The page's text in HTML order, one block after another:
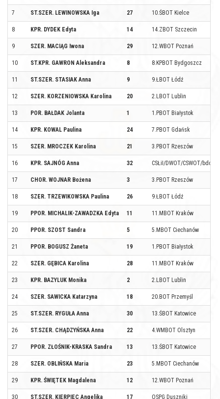
7 ST.SZER. LEWINOWSKA Iga 27 10.ŚBOT Kielce
8 KPR. DYDEK Edyta 14 14.ZBOT Szczecin
9 SZER. MACIĄG Iwona 29 12.WBOT Poznań
10 ST.KPR. GAWRON Aleksandra 8 8.KPBOT Bydgoszcz
11 ST.SZER. STASIAK Anna 9 9.ŁBOT Łódź
12 SZER. KORZENIOWSKA Karolina 20 2.LBOT Lublin
13 POR. BAŁDAK Jolanta 1 1.PBOT Białystok
14 KPR. KOWAL Paulina 24 7.PBOT Gdańsk
15 SZER. MROCZEK Karolina 21 3.PBOT Rzeszów
16 KPR. SAJNÓG Anna 32 CSŁiI/DWOT/CSWOT/bdow
17 CHOR. WOJNAR Bożena 3 3.PBOT Rzeszów
18 SZER. TRZEWIKOWSKA Paulina 26 9.ŁBOT Łódź
19 PPOR. MICHALIK-ZAWADZKA Edyta 11 11.MBOT Kraków
20 PPOR. SZOST Sandra 5 5.MBOT Ciechanów
21 PPOR. BOGUSZ Żaneta 19 1.PBOT Białystok
22 SZER. GĘBICA Karolina 28 11.MBOT Kraków
23 KPR. BAZYLUK Monika 2 2.LBOT Lublin
24 SZER. SAWICKA Katarzyna 18 20.BOT Przemyśl
25 ST.SZER. RYGUŁA Anna 30 13.ŚBOT Katowice
26 ST.SZER. CHĄDZYŃSKA Anna 22 4.WMBOT Olsztyn
27 PPOR. ZŁOŚNIK-KRASKA Sandra 13 13.ŚBOT Katowice
28 SZER. OBLIŃSKA Maria 23 5.MBOT Ciechanów
29 KPR. ŚWIĘTEK Magdalena 12 12.WBOT Poznań
30 ST.SZER. KIERPIEC Angelika 17 OSPG Duszniki